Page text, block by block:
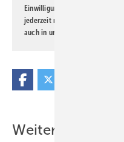
Einwilligung kann ich jederzeit
jederzeit möglich.
auch in unserer
Weitere Inhalte